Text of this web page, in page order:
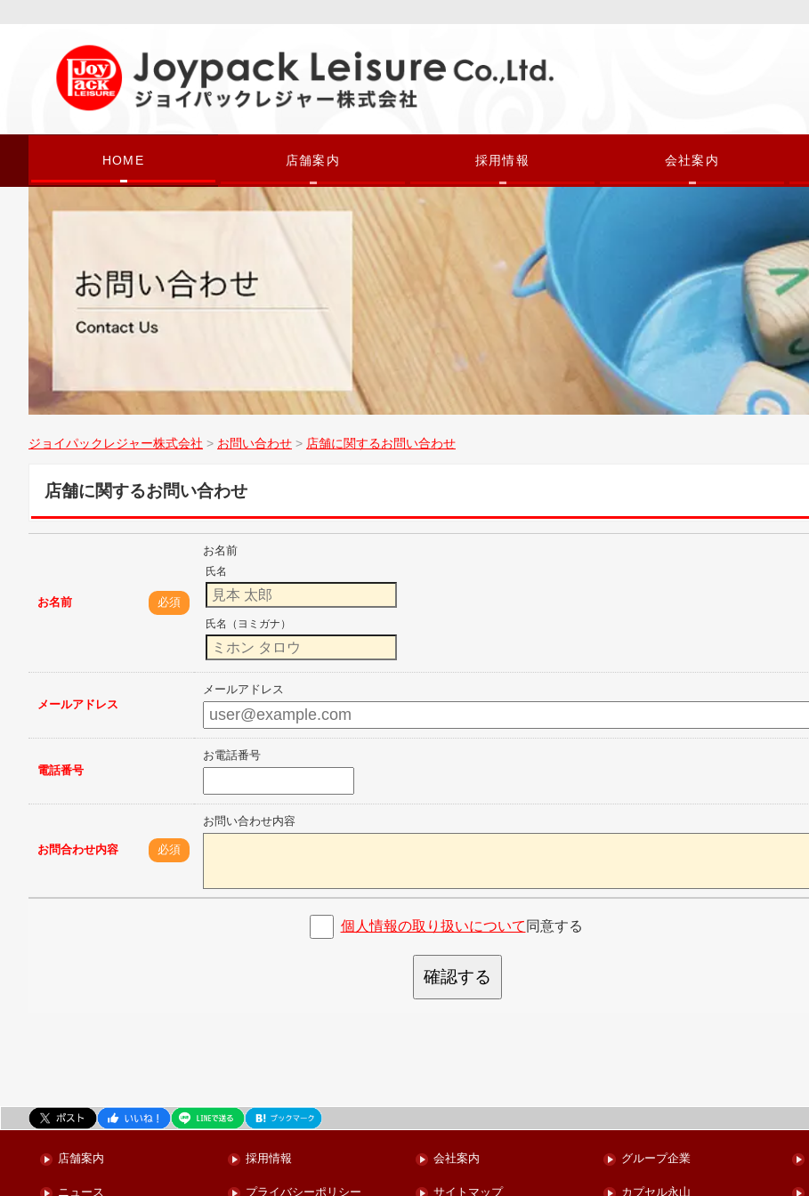
HOME 店舗案内 採用情報 会社案内
ジョイパックレジャー株式会社 > お問い合わせ > 店舗に関するお問い合わせ
店舗に関するお問い合わせ
お名前 必須
お名前
氏名
氏名（ヨミガナ）
メールアドレス
メールアドレス
電話番号
お電話番号
お問合わせ内容 必須
お問い合わせ内容
個人情報の取り扱いについて 同意する
確認する
店舗案内 採用情報 会社案内 グループ企業
ニュース プライバシーポリシー サイトマップ カプセル永山